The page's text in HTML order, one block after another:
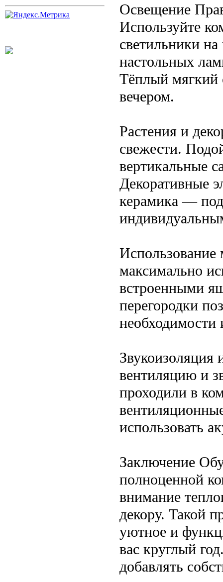
Освещение
Используйте
светильники
настольных
Тёплый мягкий
вечером.
Растения и
свежести.
вертикальные
Декоративные
керамика —
максимально
встроенными
перегородки
необходимости
Звукоизоляция
вентиляцию и
проходили в
использовать
Заключение
полноценной
внимание
декору. Такой
уютное и
вас круглый
добавлять